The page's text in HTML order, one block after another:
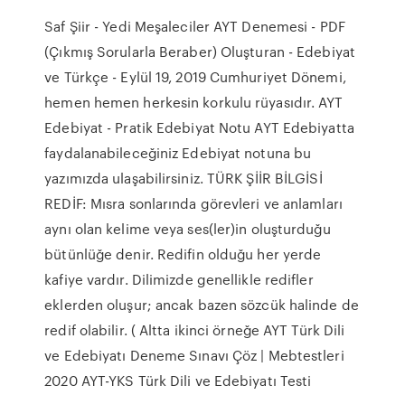
Saf Şiir - Yedi Meşaleciler AYT Denemesi - PDF
(Çıkmış Sorularla Beraber) Oluşturan - Edebiyat
ve Türkçe - Eylül 19, 2019 Cumhuriyet Dönemi,
hemen hemen herkesin korkulu rüyasıdır. AYT
Edebiyat - Pratik Edebiyat Notu AYT Edebiyatta
faydalanabileceğiniz Edebiyat notuna bu
yazımızda ulaşabilirsiniz. TÜRK ŞİİR BİLGİSİ
REDİF: Mısra sonlarında görevleri ve anlamları
aynı olan kelime veya ses(ler)in oluşturduğu
bütünlüğe denir. Redifin olduğu her yerde
kafiye vardır. Dilimizde genellikle redifler
eklerden oluşur; ancak bazen sözcük halinde de
redif olabilir. ( Altta ikinci örneğe AYT Türk Dili
ve Edebiyatı Deneme Sınavı Çöz | Mebtestleri
2020 AYT-YKS Türk Dili ve Edebiyatı Testi